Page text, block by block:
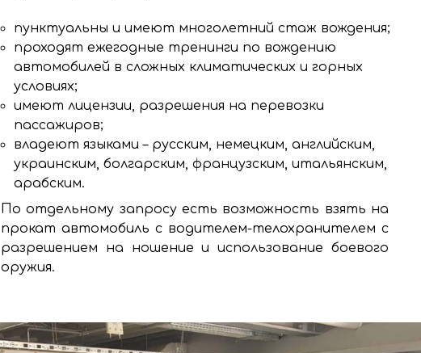
пунктуальны и имеют многолетний стаж вождения;
проходят ежегодные тренинги по вождению
автомобилей в сложных климатических и горных
условиях;
имеют лицензии, разрешения на перевозки
пассажиров;
владеют языками – русским, немецким, английским,
украинским, болгарским, французским, итальянским,
арабским.
По отдельному запросу есть возможность взять на
прокат автомобиль с водителем-телохранителем с
разрешением на ношение и использование боевого
оружия.